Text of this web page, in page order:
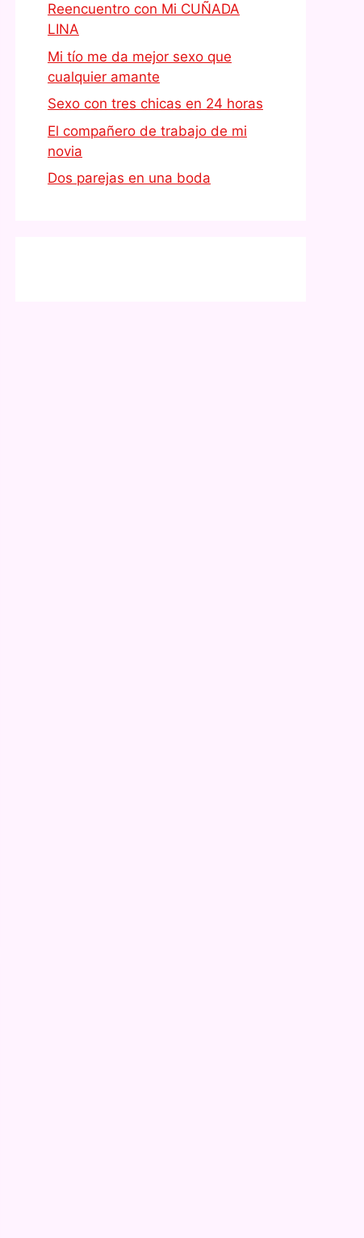
Reencuentro con Mi CUÑADA
LINA
Mi tío me da mejor sexo que
cualquier amante
Sexo con tres chicas en 24 horas
El compañero de trabajo de mi
novia
Dos parejas en una boda